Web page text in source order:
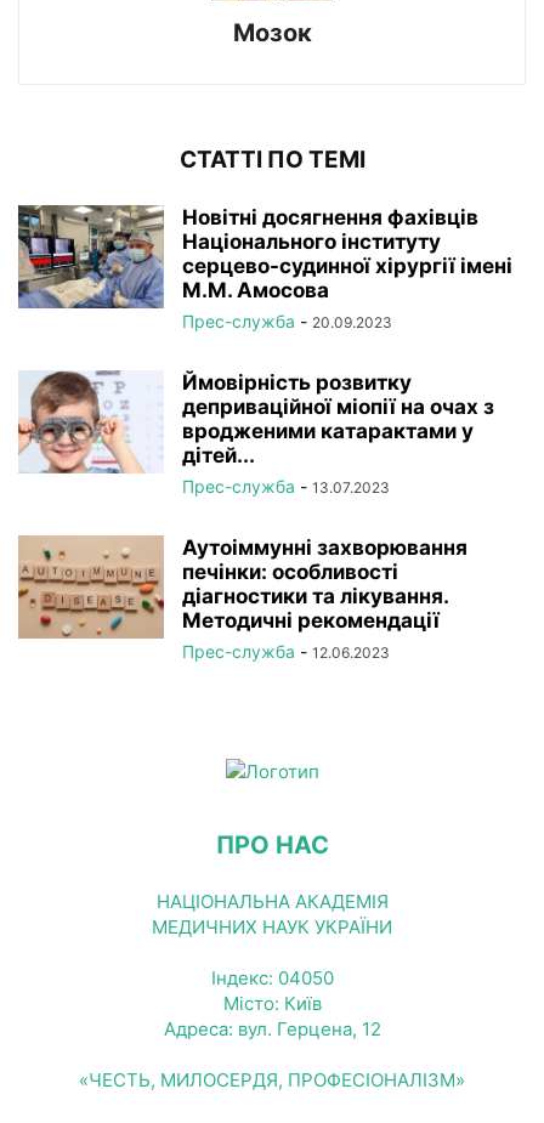
Мозок
СТАТТІ ПО ТЕМІ
Новітні досягнення фахівців
Національного інституту
серцево-судинної хірургії імeні
М.М. Амосова
Прес-служба - 20.09.2023
Ймовірність розвитку
деприваційної міопії на очах з
вродженими катарактами у
дітей...
Прес-служба - 13.07.2023
Аутоіммунні захворювання
печінки: особливості
діагностики та лікування.
Методичні рекомендації
Прес-служба - 12.06.2023
ПРО НАС
НАЦІОНАЛЬНА АКАДЕМІЯ
МЕДИЧНИХ НАУК УКРАЇНИ
Індекс: 04050
Місто: Київ
Адреса: вул. Герцена, 12
«ЧЕСТЬ, МИЛОСЕРДЯ, ПРОФЕСІОНАЛІЗМ»